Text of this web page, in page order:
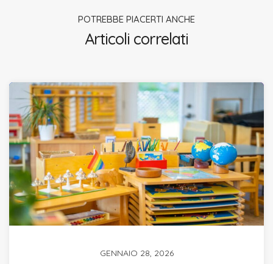
POTREBBE PIACERTI ANCHE
Articoli correlati
GENNAIO 28, 2026